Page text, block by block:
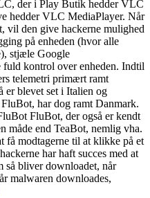
der i Play Butik hedder VLC
hedder VLC MediaPlayer. Når
vil den give hackerne mulighed
på enheden (hvor alle
stjæle Google
fuld kontrol over enheden. Indtil
telemetri primært ramt
er blevet set i Italien og
har dog ramt Danmark.
FluBot, der også er kendt
måde end TeaBot, nemlig vha.
få modtagerne til at klikke på et
har haft succes med at
så bliver downloadet, når
malwaren downloades,